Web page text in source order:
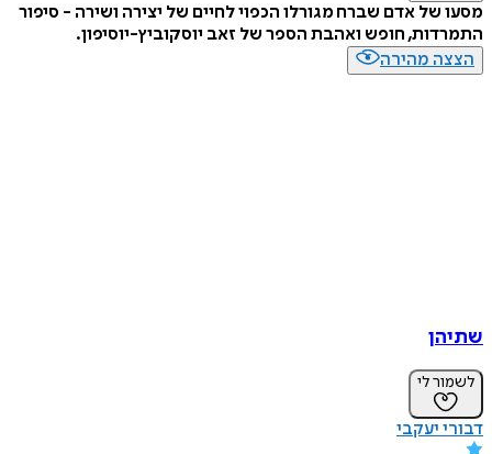
מסעו של אדם שברח מגורלו הכפוי לחיים של יצירה ושירה - סיפור
התמרדות, חופש ואהבת הספר של זאב יוסקוביץ-יוסיפון.
הצצה מהירה
שתיהן
לשמור לי
דבורי יעקבי